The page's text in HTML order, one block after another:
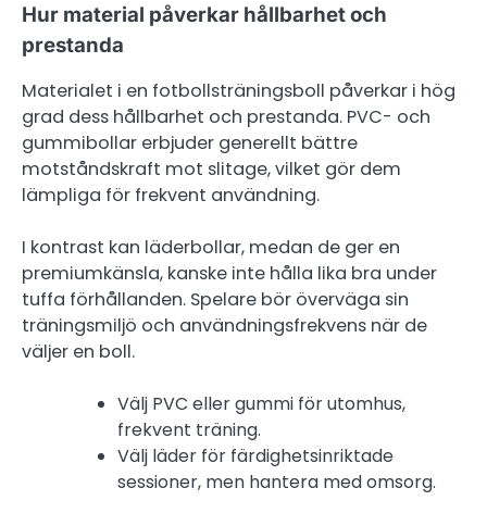
Hur material påverkar hållbarhet och
prestanda
Materialet i en fotbollsträningsboll påverkar i hög
grad dess hållbarhet och prestanda. PVC- och
gummibollar erbjuder generellt bättre
motståndskraft mot slitage, vilket gör dem
lämpliga för frekvent användning.
I kontrast kan läderbollar, medan de ger en
premiumkänsla, kanske inte hålla lika bra under
tuffa förhållanden. Spelare bör överväga sin
träningsmiljö och användningsfrekvens när de
väljer en boll.
Välj PVC eller gummi för utomhus,
frekvent träning.
Välj läder för färdighetsinriktade
sessioner, men hantera med omsorg.